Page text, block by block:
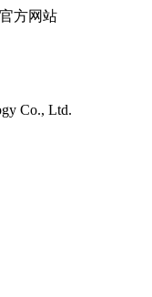
官方网站
Co., Ltd.